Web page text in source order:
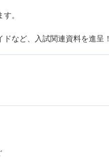
。
など、入試関連資料を進呈！